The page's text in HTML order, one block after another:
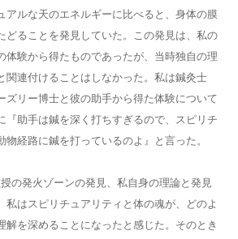
アルな天のエネルギーに比べると、身体の膜
どることを発見していた。この発見は、私の
体験から得たものであったが、当時独自の理
関連付けることはしなかった。私は鍼灸士
ズリー博士と彼の助手から得た体験について
『助手は鍼を深く打ちすぎるので、スピリチ
物経路に鍼を打っているのよ』と言った。
の発火ゾーンの発見、私自身の理論と発見
私はスピリチュアリティと体の魂が、どのよ
解を深めることになったと感じた。そのとき